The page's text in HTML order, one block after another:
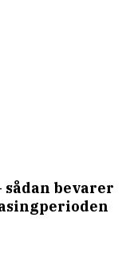
sådan bevarer